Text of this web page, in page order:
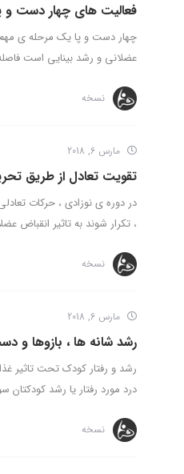
فعالیت های چهار دست و
چهار دست و پا یک مرحله ی
عضلانی و رشد بینایی است
نسخه
مارس 6, 2018
تقویت تعادل از طریق
در دوره ی نوزادی ، حرکات
، تکرار شوند به تاثیر انقباض
نسخه
مارس 6, 2018
رشد شانه ها ، بازوها و
رشد و رفتار کودک تحت تاثیر
درد مورد رفتار یا رشد کودکتان
نسخه